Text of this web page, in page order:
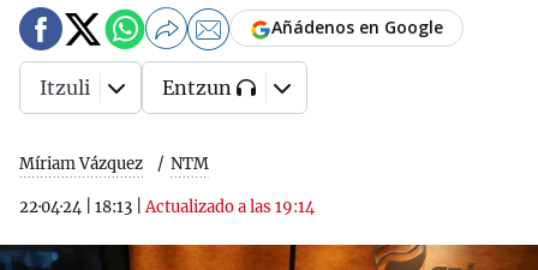
Míriam Vázquez NTM
22·04·24 18:13 |Actualizado a las 19:14
Añádenos en Google
Itzuli Entzun